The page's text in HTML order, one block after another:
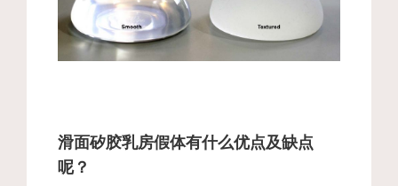
滑面矽胶乳房假体有什么优点及缺点
呢？